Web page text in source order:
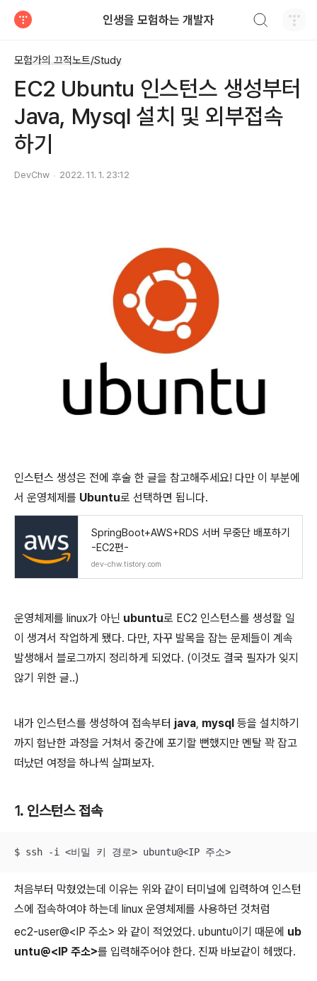
인생을 모험하는 개발자
모험가의 끄적노트/Study
EC2 Ubuntu 인스턴스 생성부터
Java, Mysql 설치 및 외부접속
하기
DevChw 2022. 11. 1. 23:12
인스턴스 생성은 전에 후술 한 글을 참고해주세요! 다만 이 부분에
서 운영체제를 Ubuntu로 선택하면 됩니다.
SpringBoot+AWS+RDS 서버 무중단 배포하기
-EC2편-
dev-chw.tistory.com
운영체제를 linux가 아닌 ubuntu로 EC2 인스턴스를 생성할 일
이 생겨서 작업하게 됐다. 다만, 자꾸 발목을 잡는 문제들이 계속
발생해서 블로그까지 정리하게 되었다. (이것도 결국 필자가 잊지
않기 위한 글..)
내가 인스턴스를 생성하여 접속부터 java, mysql 등을 설치하기
까지 험난한 과정을 거쳐서 중간에 포기할 뻔했지만 멘탈 꽉 잡고
떠났던 여정을 하나씩 살펴보자.
1. 인스턴스 접속
$ ssh -i <비밀 키 경로> ubuntu@<IP 주소>
처음부터 막혔었는데 이유는 위와 같이 터미널에 입력하여 인스턴
스에 접속하여야 하는데 linux 운영체제를 사용하던 것처럼
ec2-user@<IP 주소> 와 같이 적었었다. ubuntu이기 때문에 ub
untu@<IP 주소>를 입력해주어야 한다. 진짜 바보같이 헤맸다.